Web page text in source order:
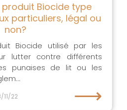
produit Biocide type
particuliers, légal ou
non?
Biocide utilisé par les
lutter contre différents
punaises de lit ou les
11/22 ⟶